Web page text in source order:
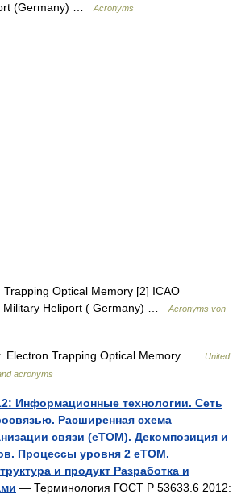
(Germany) …Acronyms
Optical Memory [2] ICAO
Military Heliport ( Germany) …Acronyms von
Electron Trapping Optical Memory …
United
acronyms
Информационные технологии. Сеть
Расширенная схема
связи (eTOM). Декомпозиция и
Процессы уровня 2 eTOM.
и продукт Разработка и
— Терминология ГОСТ Р 53633.6 2012: